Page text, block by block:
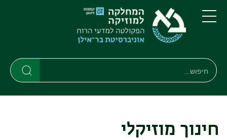
דילוג
לתוכן
העיקרי
דילוג
לתפריט
ניווט
ראשי
תפריט
חיפוש
חיפוש
חינוך מוזיקלי